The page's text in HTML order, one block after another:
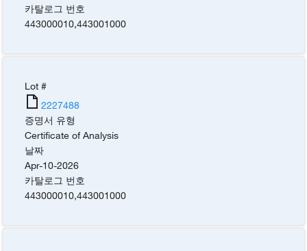
카탈로그 번호
443000010,443001000
Lot #
2227488
증명서 유형
Certificate of Analysis
날짜
Apr-10-2026
카탈로그 번호
443000010,443001000